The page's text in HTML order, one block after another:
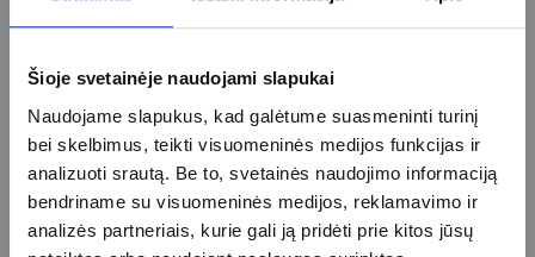
Šioje svetainėje naudojami slapukai
Naudojame slapukus, kad galėtume suasmeninti turinį
bei skelbimus, teikti visuomeninės medijos funkcijas ir
analizuoti srautą. Be to, svetainės naudojimo informaciją
bendriname su visuomeninės medijos, reklamavimo ir
analizės partneriais, kurie gali ją pridėti prie kitos jūsų
Boreliozės (Laimo ligos) IgM antikūnai 15 €
tiriamais antigenais) 50 €
Boreliozės (Laimo ligos) WB IgM nustatymas (su
tiriamais antigenais) 55 €
Bruceliozės IgG
50 €
Candida albicans antikūnai IgG 59 €
Candida albicans antikūnai IgM 75 €
Chlamydia pneumoniae IgA 28 €